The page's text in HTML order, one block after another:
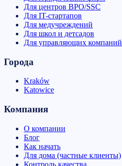
Для центров BPO/SSC
Для IT-стартапов
Для медучреждений
Для школ и детсадов
Для управляющих компаний
Города
Kraków
Katowice
Компания
О компании
Блог
Как начать
Для дома (частные клиенты)
Контроль качества